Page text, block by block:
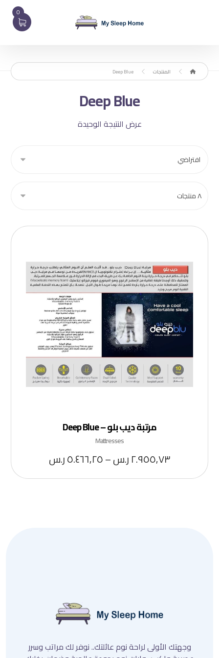
0
المنتجات Deep Blue
Deep Blue
عرض النتيجة الوحيدة
مرتبة ديب بلو – Deep Blue
Mattresses
٢.٩٥٥,٧٣ر.س–٥.٤٦٦,٢٥ر.س
وجهتك الأولى لراحة نوم عائلتك.. نوفر لك مراتب وسرر